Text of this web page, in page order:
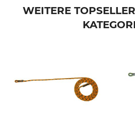
WEITERE